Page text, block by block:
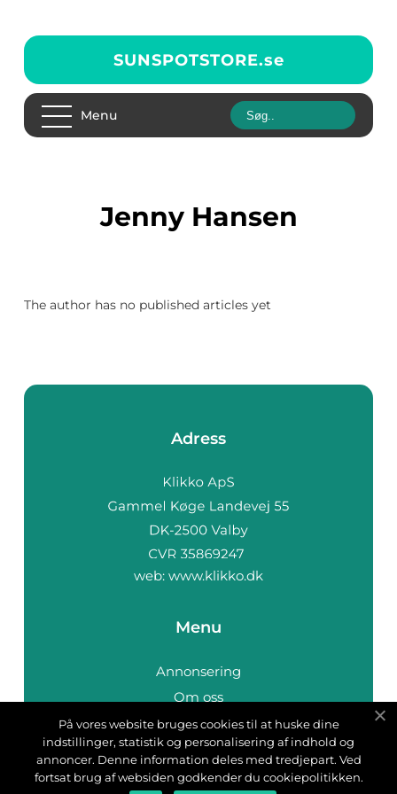
SUNSPOTSTORE.se
Menu
Jenny Hansen
The author has no published articles yet
Adress
web: www.klikko.dk
Menu
Annonsering
Om oss
Cookies
Kontakta oss
Sitemap
På vores website bruges cookies til at huske dine
indstillinger, statistik og personalisering af indhold og
annoncer. Denne information deles med tredjepart. Ved
fortsat brug af websiden godkender du cookiepolitikken.